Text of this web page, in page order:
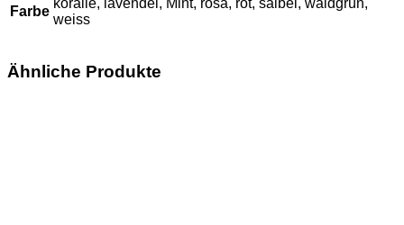
Farbe
weiss
Ähnliche Produkte